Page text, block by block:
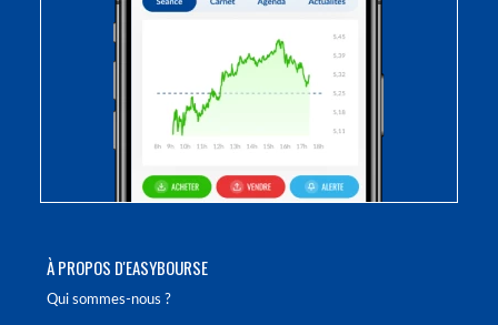
À PROPOS D'EASYBOURSE
Qui sommes-nous ?